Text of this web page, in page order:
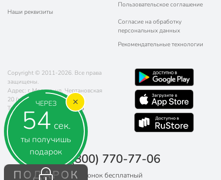
ЧЕРЕЗ
53 сек.
ты получишь
подарок
ПОДАРОК
Наши реквизиты
Пользовательское соглашение
Согласие на обработку
персональных данных
Рекомендательные технологии
Copyright © 2011-2026. Все права
защищены.
Адрес: г. Москва, ул. Чертановская
20 (метро Южная)
Телефон:
8 (800) 770-77-06
Почта:sales@poryadok.ru
8 (800) 770-77-06
Звонок бесплатный